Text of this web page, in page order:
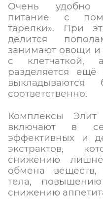
Очень удобно
питание с
тарелки». При
делится
занимают овощи
с клетчаткой,
разделяется
соответственно.
Комплексы
включают в
эффективных и
экстрактов,
снижению
обмена
тела,
снижению